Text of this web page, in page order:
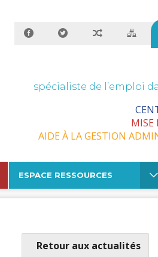
spécialiste de l’emploi
MISE
AIDE À LA GESTION
ESPACE RESSOURCES
Retour aux actualités